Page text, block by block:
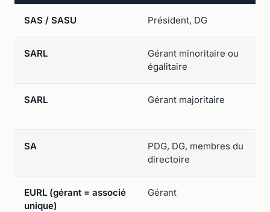
SAS / SASU Président, DG
SARL
Gérant minoritaire ou
égalitaire
SARL Gérant majoritaire
SA
PDG, DG, membres du
directoire
EURL (gérant = associé
unique)
Gérant